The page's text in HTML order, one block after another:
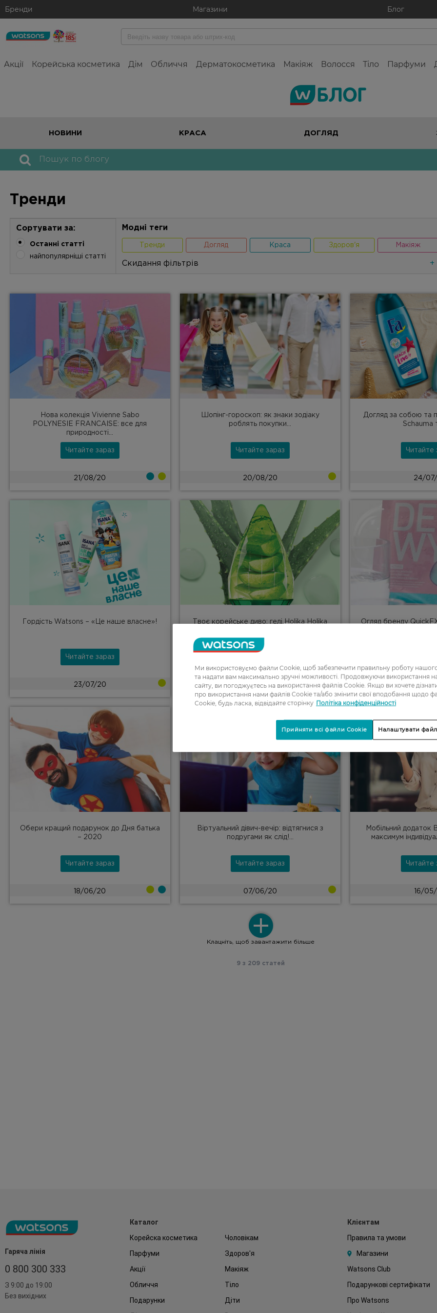
Бренди Магазини Блог
Акції Корейська косметика Дім Обличчя Дерматокосметика Макіяж Волосся Тіло Парфуми
НОВИНИ КРАСА ДОГЛЯД
for:
Тренди
Сортувати за:
Останні статті
найпопулярніші статті
Модні теги
Тренди Догляд Краса Здоров'я Макіяж
Скидання фільтрів +
Нова колекція Vivienne Sabo
POLYNESIE FRANCAISE: все для
природності...
Читайте зараз
21/08/20
Шопінг-гороскоп: як знаки зодіаку
роблять покупки...
Читайте зараз
20/08/20
Догляд за собою та
Schauma
Читайте
24/
Гордість Watsons – «Це наше власне»!
Читайте зараз
23/07/20
Твоє корейське диво: гелі Holika Holika
17/07/20
Огляд бренду
23/
Обери кращий подарунок до Дня батька
– 2020
Читайте зараз
18/06/20
Віртуальний дівич-вечір: відтягнися з
подругами як слід!...
Читайте зараз
07/06/20
Мобільний додаток
максимум
Читайте
16/
9 з 209 статей
Клацніть, щоб завантажити більше
Гаряча лінія
0 800 300 333
З 9:00 до 19:00
Без вихідних
Каталог
Корейска косметика
Чоловікам
Парфуми
Здоров'я
Акції
Макіяж
Обличчя
Тіло
Подарунки
Діти
Клієнтам
Правила та умови
Магазини
Watsons Club
Подарункові сертифікати
Про Watsons
Ми використовуємо файли Cookie, щоб забезпечити правильну роботу
та надати вам максимально зручні можливості. Продовжуючи використання
сайту, ви погоджуєтесь на використання файлів Cookie. Якщо ви хочете
про використання нами файлів Cookie та/або змінити свої вподобання щодо
Cookie, будь ласка, відвідайте сторінку Політіка конфіденційності
Налаштувати
Прийняти всі файли Cookie